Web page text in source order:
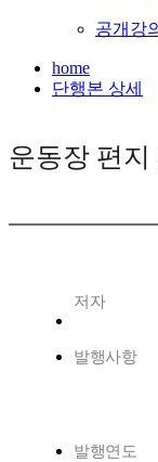
공개강
home
단행본 상세
운동장 편지
저자
발행사항
발행연도